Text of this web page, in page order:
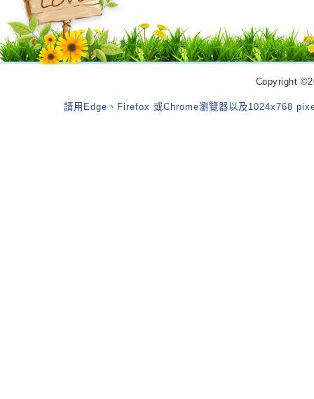
Copyright
請用Edge、Firefox 或Chrome瀏覽器以及1024x768